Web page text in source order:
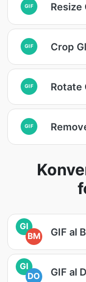
GIF Resize
GIF Crop
GIF Rotate
GIF
GI
BM
GIF al
GI
DO
GIF al